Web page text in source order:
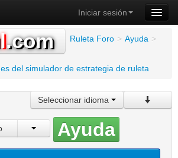
Iniciar sesión
l.com Ruleta Foro > Ayuda >
del simulador de estrategia de ruleta
Seleccionar idioma
Ayuda